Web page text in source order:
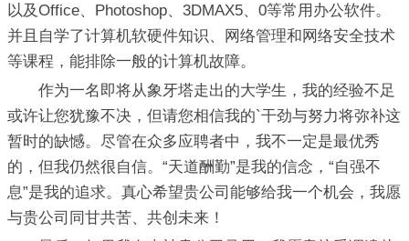
以及Office、Photoshop、3DMAX5、0等常用办公软件。
并且自学了计算机软硬件知识、网络管理和网络安全技术
等课程，能排除一般的计算机故障。
作为一名即将从象牙塔走出的大学生，我的经验不足
或许让您犹豫不决，但请您相信我的`干劲与努力将弥补这
暂时的缺憾。尽管在众多应聘者中，我不一定是最优秀
的，但我仍然很自信。“天道酬勤”是我的信念，“自强不
息”是我的追求。真心希望贵公司能够给我一个机会，我愿
与贵公司同甘共苦、共创未来！